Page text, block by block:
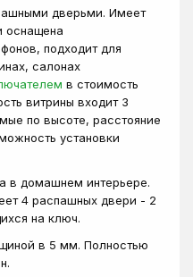
дверьми. Имеет
оснащена
подходит для
салонах
в стоимость
витрины входит 3
по высоте, расстояние
установки
в домашнем интерьере.
4 распашных двери - 2
на ключ.
в 5 мм. Полностью